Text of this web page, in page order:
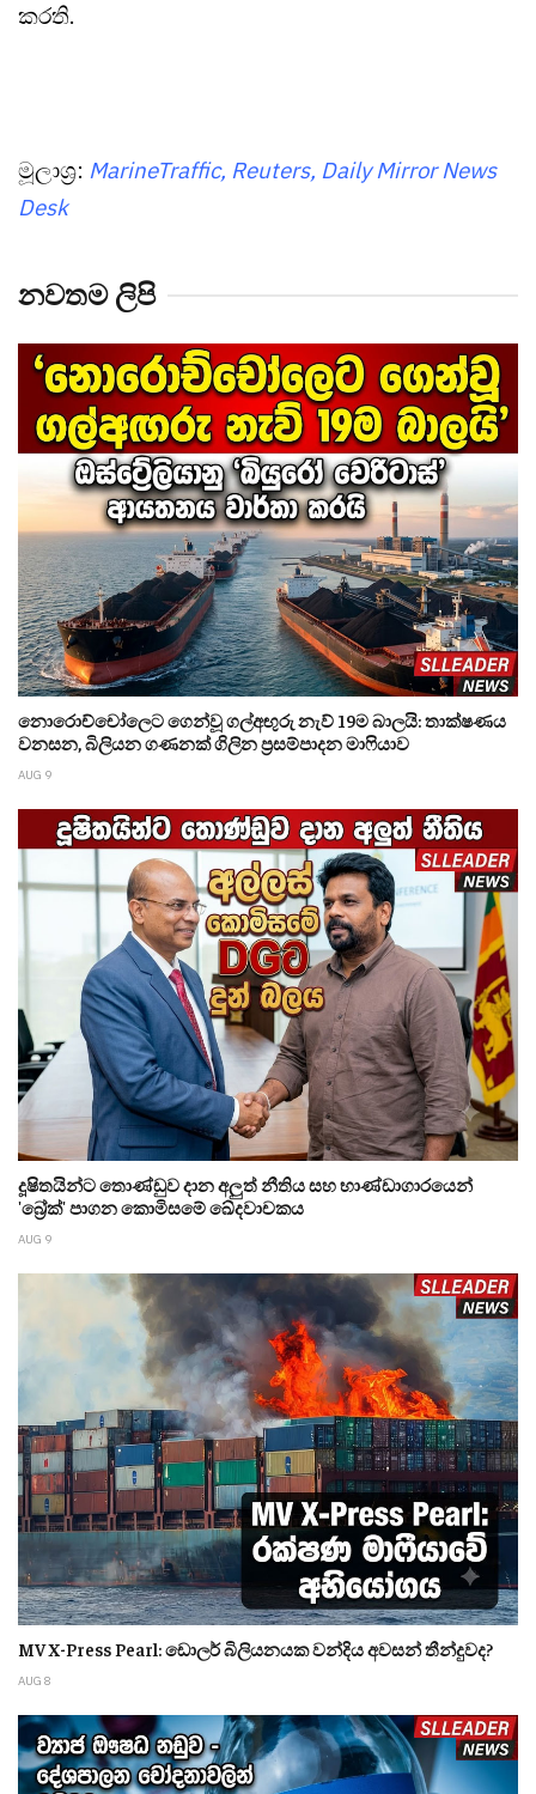
කරති.
මූලාශ්‍ර: MarineTraffic, Reuters, Daily Mirror News
Desk
නවතම ලිපි
නොරොච්චෝලෙට ගෙන්වූ ගල්අඟුරු නැව් 19ම බාලයි: තාක්ෂණය
වනසන, බිලියන ගණනක් ගිලින ප්‍රසම්පාදන මාෆියාව
AUG 9
දූෂිතයින්ට තොණ්ඩුව දාන අලුත් නීතිය සහ භාණ්ඩාගාරයෙන්
'බ්‍රේක්' පාගන කොමිසමේ ඛේදවාචකය
AUG 9
MV X-Press Pearl: ඩොලර් බිලියනයක වන්දිය අවසන් තීන්දුවද?
AUG 8